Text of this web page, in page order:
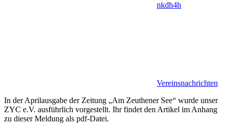
nkdh4h
Vereinsnachrichten
In der Aprilausgabe der Zeitung „Am Zeuthener See“ wurde unser
ZYC e.V. ausführlich vorgestellt. Ihr findet den Artikel im Anhang
zu dieser Meldung als pdf-Datei.